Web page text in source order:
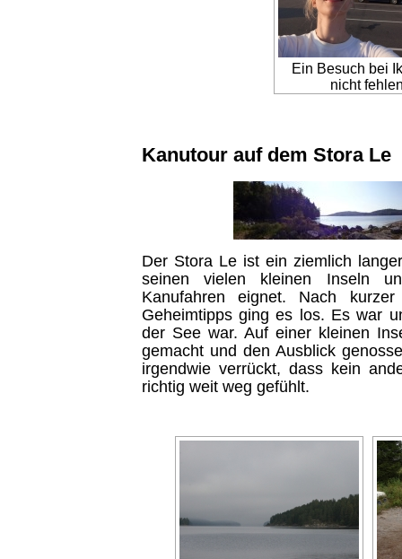
Ein Besuch bei
nicht
Kanutour auf dem Stora Le
Der Stora Le ist ein ziemlich
seinen vielen kleinen Inseln
Kanufahren eignet. Nach
Geheimtipps ging es los. Es war
der See war. Auf einer kleinen
gemacht und den Ausblick
irgendwie verrückt, dass kein
richtig weit weg gefühlt.